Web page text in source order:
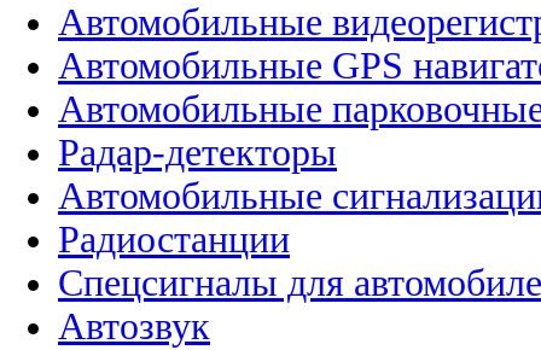
Автомобильные
Автомобильные GPS
Автомобильные
Радар-детекторы
Автомобильные
Радиостанции
Спецсигналы для
Автозвук